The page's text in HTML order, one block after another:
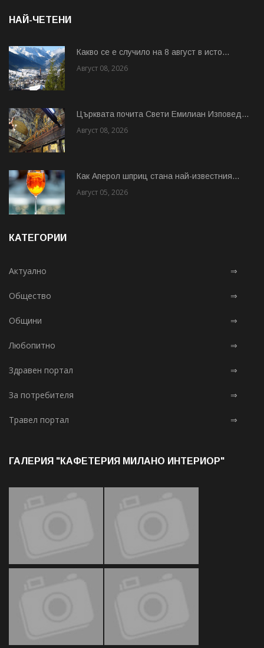
НАЙ-ЧЕТЕНИ
Какво се е случило на 8 август в исто...
Август 08, 2026
Църквата почита Свeти Емилиан Изповед...
Август 08, 2026
Как Аперол шприц стана най-известния...
Август 05, 2026
КАТЕГОРИИ
Актуално ⇒
Общество ⇒
Общини ⇒
Любопитно ⇒
Здравен портал ⇒
За потребителя ⇒
Травел портал ⇒
ГАЛЕРИЯ "КАФЕТЕРИЯ МИЛАНО ИНТЕРИОР"